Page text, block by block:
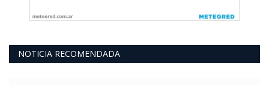
NOTICIA RECOMENDADA